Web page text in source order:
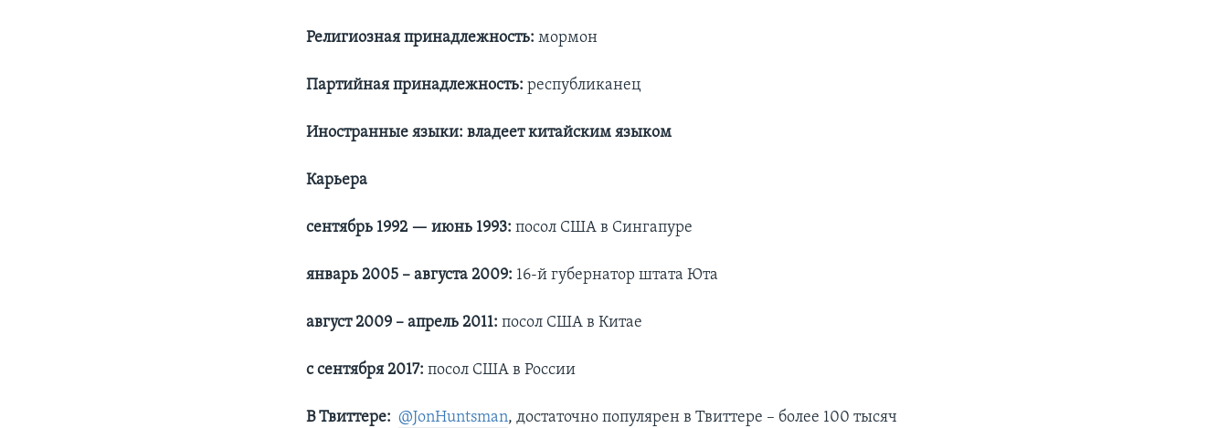
Религиозная принадлежность: мормон
Партийная принадлежность: республиканец
Иностранные языки:владеет китайским языком
Карьера
сентябрь 1992 — июнь 1993: посол США в Сингапуре
январь 2005 – августа 2009: 16-й губернатор штата Юта
август 2009 – апрель 2011: посол США в Китае
с сентября 2017: посол США в России
В Твиттере: ​@JonHuntsman, достаточно популярен в Твиттере – более 100 тысяч